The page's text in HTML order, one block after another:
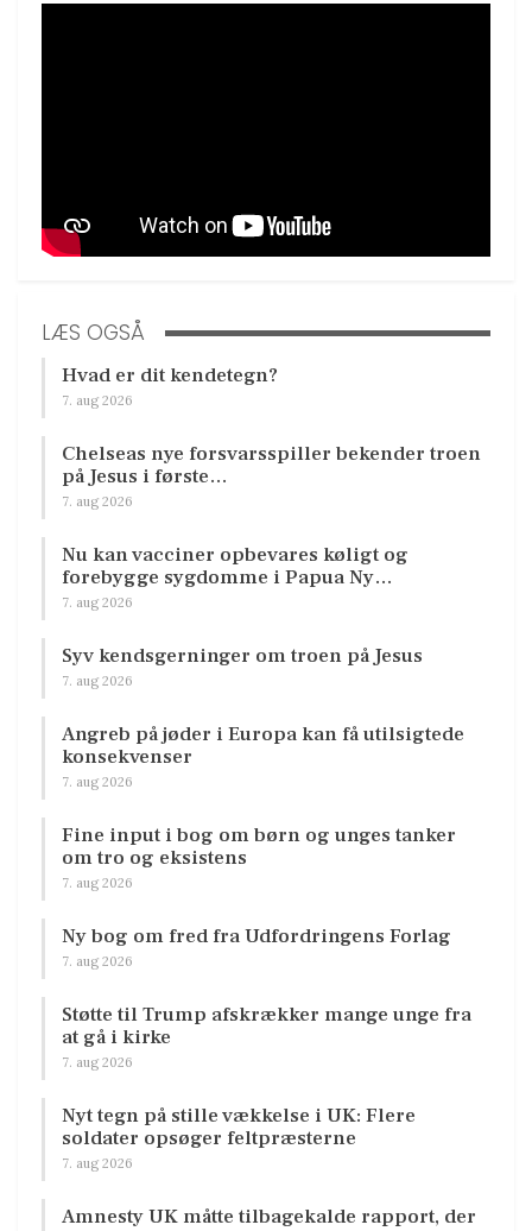
LÆS OGSÅ
Hvad er dit kendetegn?
7. aug 2026
Chelseas nye forsvarsspiller bekender troen
på Jesus i første…
7. aug 2026
Nu kan vacciner opbevares køligt og
forebygge sygdomme i Papua Ny…
7. aug 2026
Syv kendsgerninger om troen på Jesus
7. aug 2026
Angreb på jøder i Europa kan få utilsigtede
konsekvenser
7. aug 2026
Fine input i bog om børn og unges tanker
om tro og eksistens
7. aug 2026
Ny bog om fred fra Udfordringens Forlag
7. aug 2026
Støtte til Trump afskrækker mange unge fra
at gå i kirke
7. aug 2026
Nyt tegn på stille vækkelse i UK: Flere
soldater opsøger feltpræsterne
7. aug 2026
Amnesty UK måtte tilbagekalde rapport, der